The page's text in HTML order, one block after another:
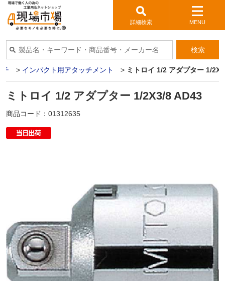
詳細検索 MENU
検索
チ > インパクト用アタッチメント > ミトロイ 1/2 アダプター 1/
ミトロイ 1/2 アダプター 1/2X3/8 AD43
商品コード： 01312635